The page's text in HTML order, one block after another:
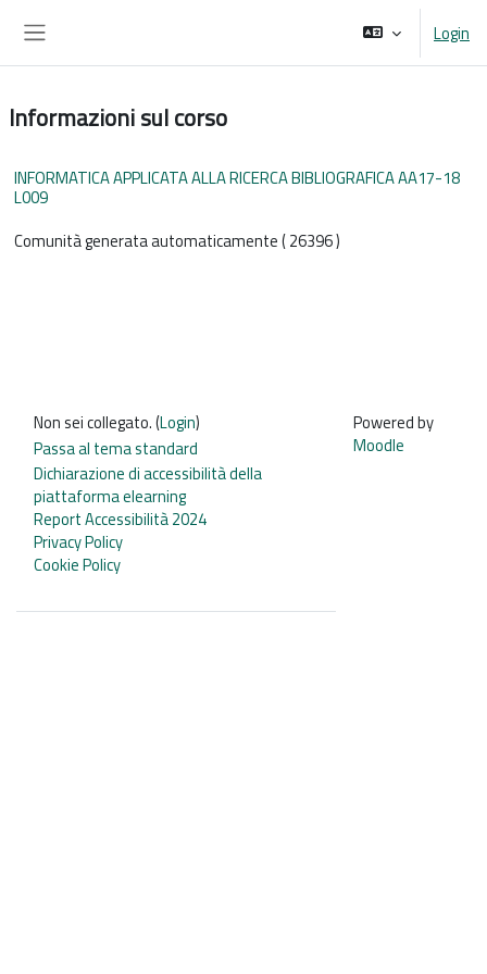
Login
Informazioni sul corso
INFORMATICA APPLICATA ALLA RICERCA BIBLIOGRAFICA AA17-18
L009
Comunità generata automaticamente ( 26396 )
Non sei collegato. (Login)
Passa al tema standard
Dichiarazione di accessibilità della
piattaforma elearning
Report Accessibilità 2024
Privacy Policy
Cookie Policy
Powered by
Moodle